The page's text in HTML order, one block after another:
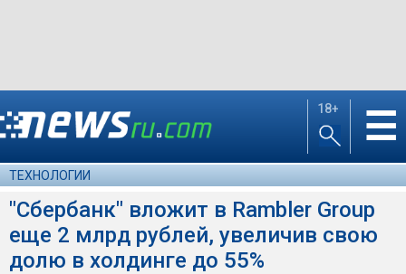
18+ ☰
ТЕХНОЛОГИИ
"Сбербанк" вложит в Rambler Group
еще 2 млрд рублей, увеличив свою
долю в холдинге до 55%